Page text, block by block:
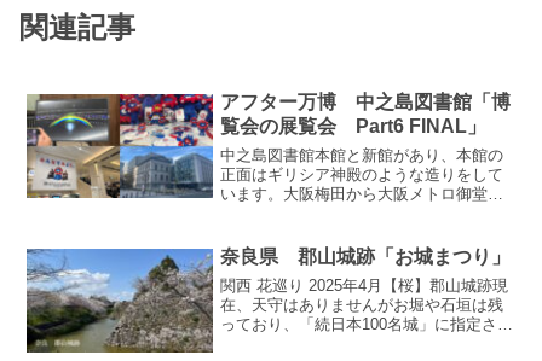
関連記事
アフター万博 中之島図書館「博
覧会の展覧会 Part6 FINAL」
中之島図書館本館と新館があり、本館の
正面はギリシア神殿のような造りをして
います。大阪梅田から大阪メトロ御堂筋
駅」・「大江橋駅」など複数の駅があり
ます。新館の展示室へ今回は京...
奈良県 郡山城跡「お城まつり」
関西 花巡り 2025年4月【桜】郡山城跡現
在、天守はありませんがお堀や石垣は残
っており、「続日本100名城」に指定され